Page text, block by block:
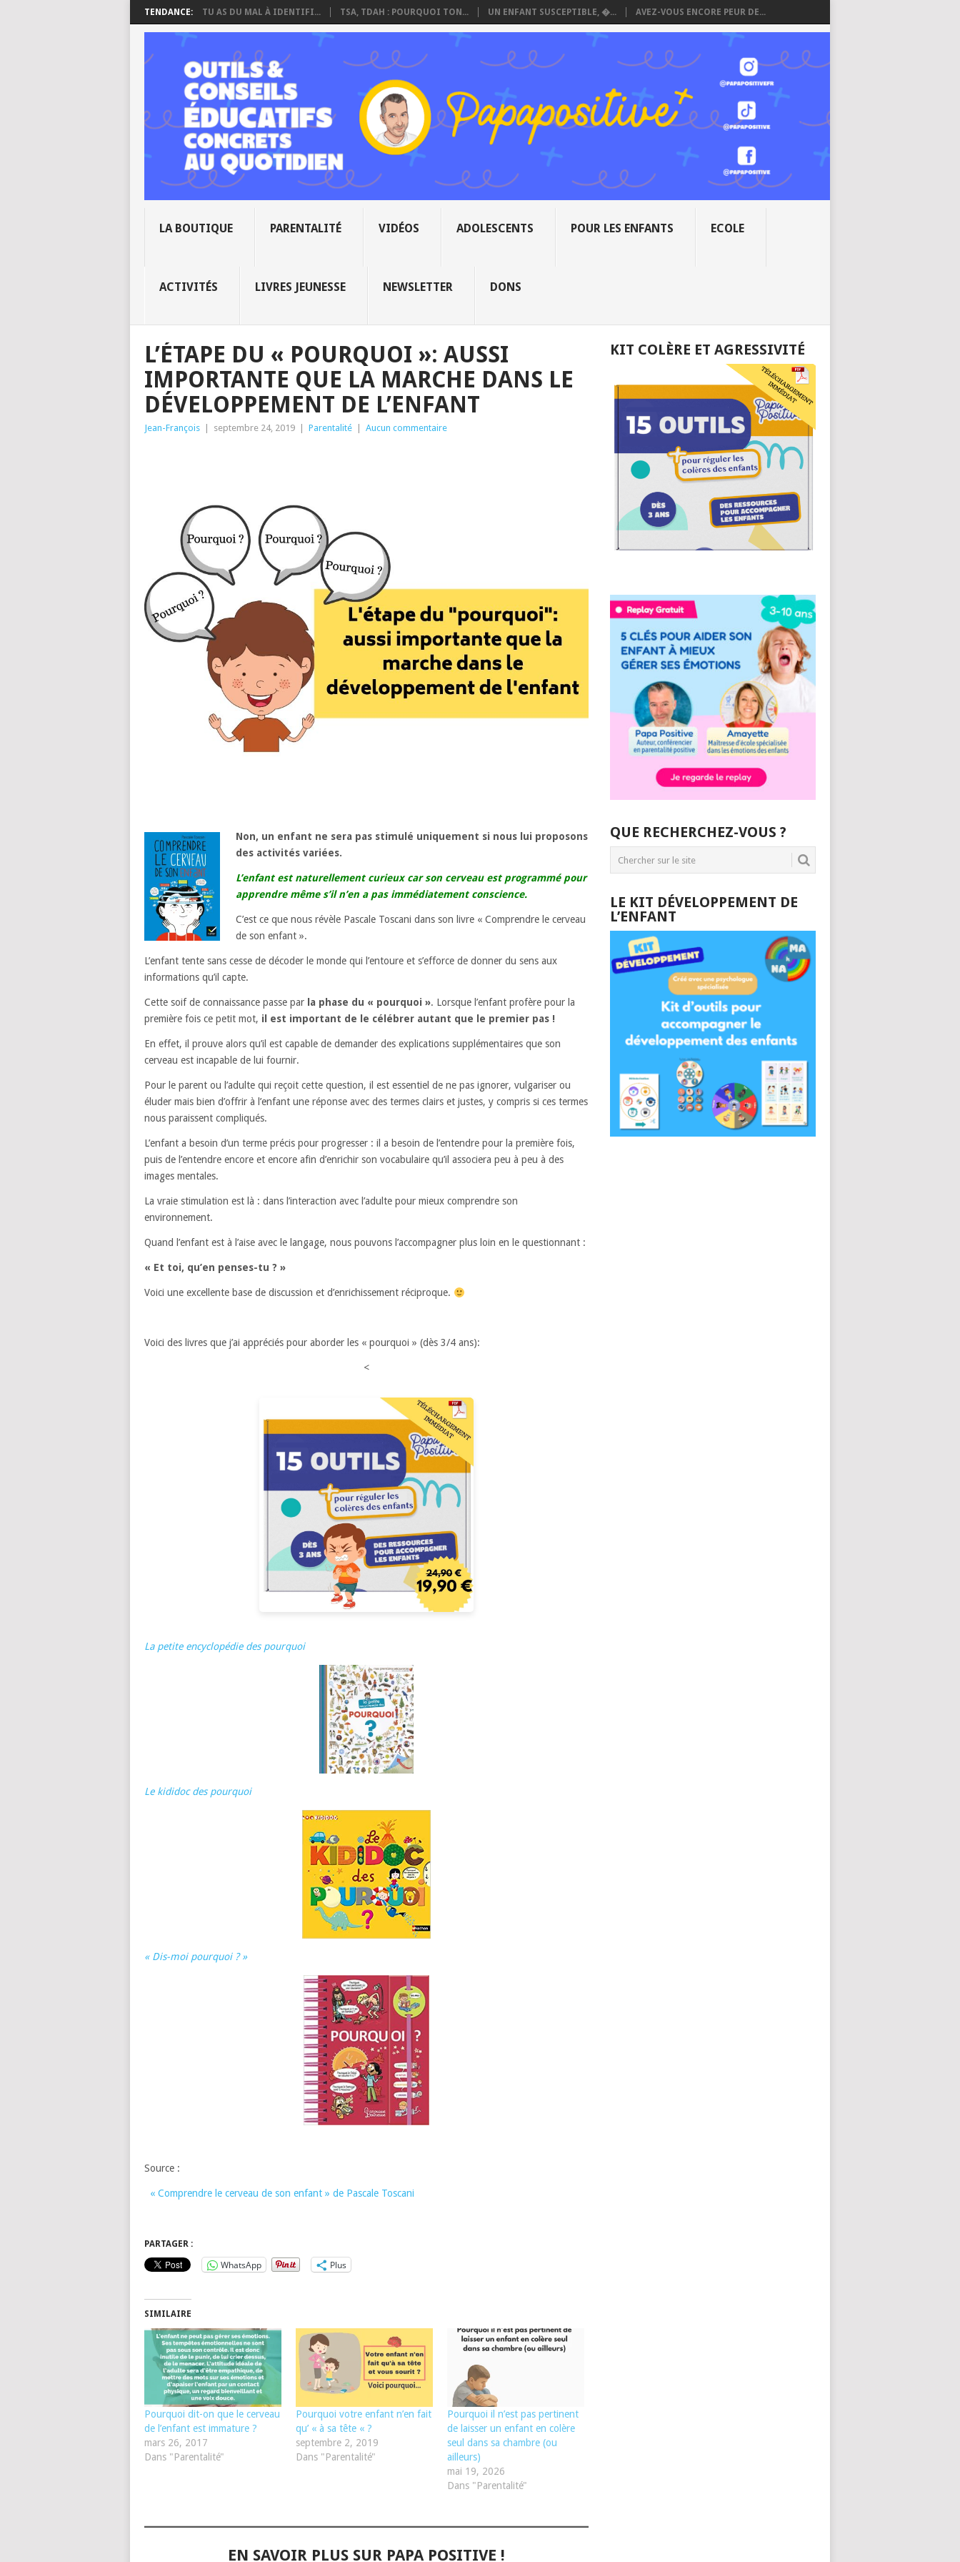
TENDANCE: TU AS DU MAL À IDENTIFI... TSA, TDAH : POURQUOI TON... UN ENFANT SUSCEPTIBLE, �... AVEZ-VOUS ENCORE PEUR DE...
LA BOUTIQUE PARENTALITÉ VIDÉOS ADOLESCENTS POUR LES ENFANTS ECOLE
ACTIVITÉS LIVRES JEUNESSE NEWSLETTER DONS
L’ÉTAPE DU « POURQUOI »: AUSSI
IMPORTANTE QUE LA MARCHE DANS LE
DÉVELOPPEMENT DE L’ENFANT
Jean-François septembre 24, 2019 Parentalité Aucun commentaire
Non, un enfant ne sera pas stimulé uniquement si nous lui proposons
des activités variées.
L’enfant est naturellement curieux car son cerveau est programmé pour
apprendre même s’il n’en a pas immédiatement conscience.
C’est ce que nous révèle Pascale Toscani dans son livre « Comprendre le cerveau
de son enfant ».
L’enfant tente sans cesse de décoder le monde qui l’entoure et s’efforce de donner du sens aux
informations qu’il capte.
Cette soif de connaissance passe par la phase du « pourquoi ». Lorsque l’enfant profère pour la
première fois ce petit mot, il est important de le célébrer autant que le premier pas !
En effet, il prouve alors qu’il est capable de demander des explications supplémentaires que son
cerveau est incapable de lui fournir.
Pour le parent ou l’adulte qui reçoit cette question, il est essentiel de ne pas ignorer, vulgariser ou
éluder mais bien d’offrir à l’enfant une réponse avec des termes clairs et justes, y compris si ces termes
nous paraissent compliqués.
L’enfant a besoin d’un terme précis pour progresser : il a besoin de l’entendre pour la première fois,
puis de l’entendre encore et encore afin d’enrichir son vocabulaire qu’il associera peu à peu à des
images mentales.
La vraie stimulation est là : dans l’interaction avec l’adulte pour mieux comprendre son
environnement.
Quand l’enfant est à l’aise avec le langage, nous pouvons l’accompagner plus loin en le questionnant :
« Et toi, qu’en penses-tu ? »
Voici une excellente base de discussion et d’enrichissement réciproque.
Voici des livres que j’ai appréciés pour aborder les « pourquoi » (dès 3/4 ans):
<
La petite encyclopédie des pourquoi
Le kididoc des pourquoi
« Dis-moi pourquoi ? »
Source :
« Comprendre le cerveau de son enfant » de Pascale Toscani
PARTAGER :
WhatsApp Plus
SIMILAIRE
Pourquoi dit-on que le cerveau
de l’enfant est immature ?
mars 26, 2017
Dans "Parentalité"
Pourquoi votre enfant n’en fait
qu’ « à sa tête « ?
septembre 2, 2019
Dans "Parentalité"
Pourquoi il n’est pas pertinent
de laisser un enfant en colère
seul dans sa chambre (ou
ailleurs)
mai 19, 2026
Dans "Parentalité"
EN SAVOIR PLUS SUR PAPA POSITIVE !
KIT COLÈRE ET AGRESSIVITÉ
QUE RECHERCHEZ-VOUS ?
LE KIT DÉVELOPPEMENT DE
L’ENFANT